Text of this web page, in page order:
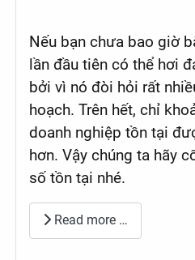
Nếu bạn chưa bao giờ
lần đầu tiên có thể hơi
bởi vì nó đòi hỏi rất
hoạch. Trên hết, chỉ
doanh nghiệp tồn tại
hơn. Vậy chúng ta hãy
số tồn tại nhé.
Read more …